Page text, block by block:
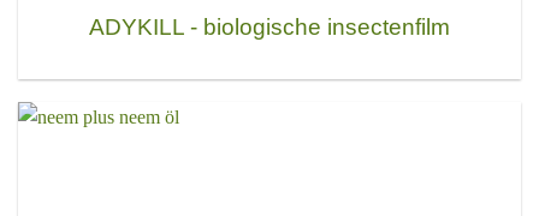
ADYKILL - biologische insectenfilm